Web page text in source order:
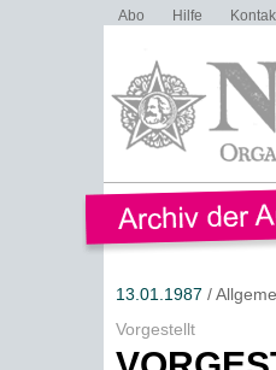
Abo Hilfe
13.01.1987 /
Vorgestellt